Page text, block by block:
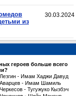
30.03.2024
из
героев больше всего
- Имам Хаджи Давуд
Аварцев - Имам Шамиль
- Тугужуко Кызбэч